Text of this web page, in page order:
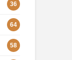
36
64
58